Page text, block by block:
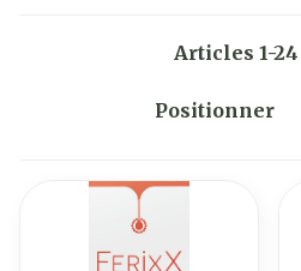
Articles 1-24
Trier par: